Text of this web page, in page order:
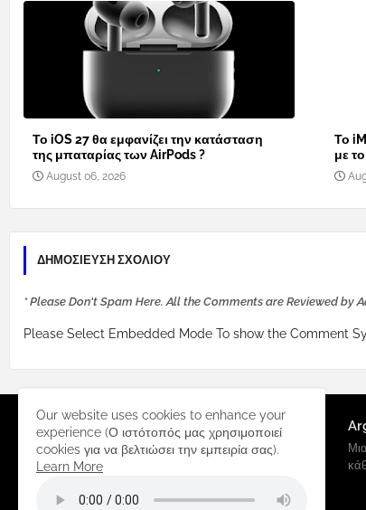
Το iOS 27 θα εμφανίζει την κατάσταση
της μπαταρίας των AirPods ?
August 06, 2026
Το
με
ΔΗΜΟΣΊΕΥΣΗ ΣΧΟΛΊΟΥ
* Please Don't Spam Here. All the Comments are Reviewed by
Please Select Embedded Mode To show the Comment
Our website uses cookies to enhance your
experience (Ο ιστότοπός μας χρησιμοποιεί
cookies για να βελτιώσει την εμπειρία σας).
Learn More